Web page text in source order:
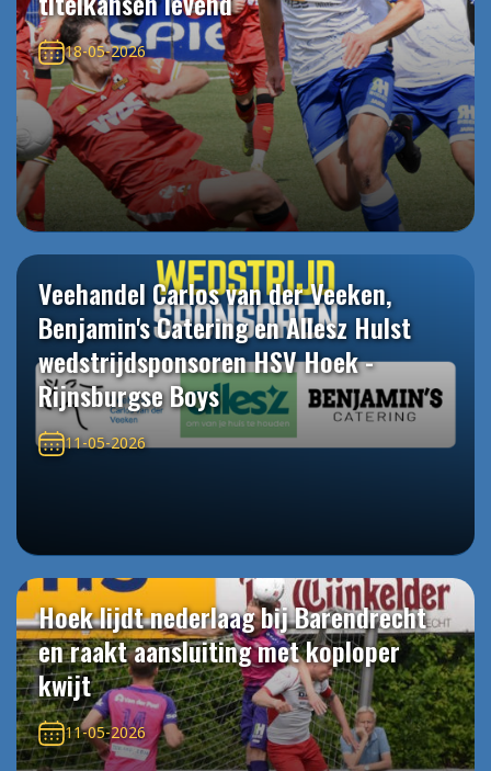
18-05-2026
Veehandel Carlos van der Veeken,
Benjamin's Catering en Allesz Hulst
wedstrijdsponsoren HSV Hoek -
Rijnsburgse Boys
11-05-2026
Hoek lijdt nederlaag bij Barendrecht
en raakt aansluiting met koploper
kwijt
11-05-2026